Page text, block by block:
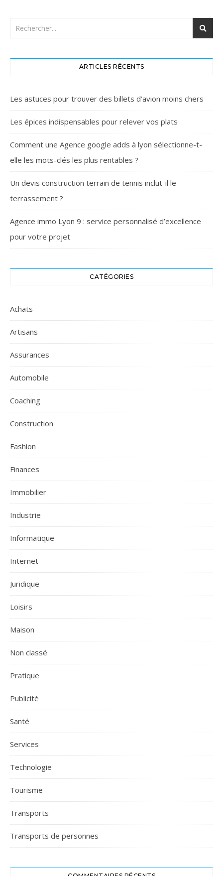
ARTICLES RÉCENTS
Les astuces pour trouver des billets d’avion moins chers
Les épices indispensables pour relever vos plats
Comment une Agence google adds à lyon sélectionne-t-
elle les mots-clés les plus rentables ?
Un devis construction terrain de tennis inclut-il le
terrassement ?
Agence immo Lyon 9 : service personnalisé d’excellence
pour votre projet
CATÉGORIES
Achats
Artisans
Assurances
Automobile
Coaching
Construction
Fashion
Finances
Immobilier
Industrie
Informatique
Internet
Juridique
Loisirs
Maison
Non classé
Pratique
Publicité
Santé
Services
Technologie
Tourisme
Transports
Transports de personnes